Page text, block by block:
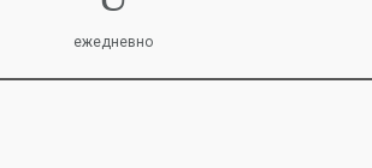
ежедневно